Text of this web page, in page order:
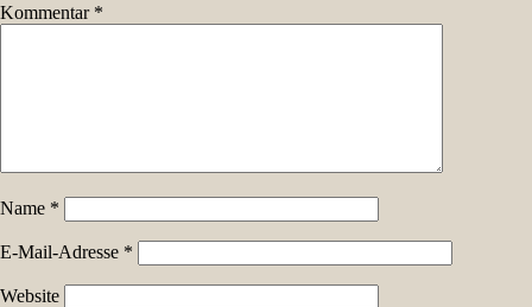
Kommentar *
Name *
E-Mail-Adresse *
Website